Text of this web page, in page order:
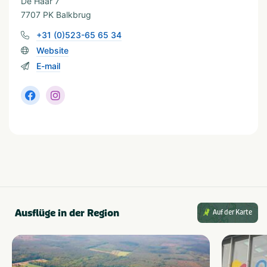
Camping
In der Nähe
Dierentuin
Fietsroutes
7707 PK Balkbrug
+31 (0)523-65 65 34
Website
E-mail
Ausflüge in der Region Auf der Karte